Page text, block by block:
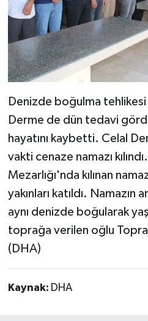
Denizde boğulma
Derme de dün tedavi
hayatını kaybetti. Celal
vakti cenaze namazı
Mezarlığı'nda kılınan
yakınları katıldı. Namazın
aynı denizde boğularak
toprağa verilen oğlu
(DHA)
Kaynak: DHA